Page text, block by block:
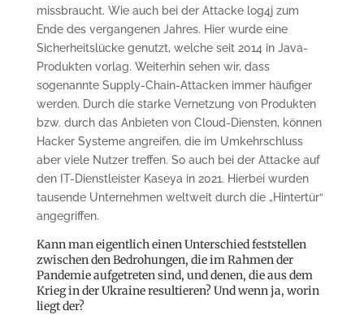
missbraucht. Wie auch bei der Attacke log4j zum
Ende des vergangenen Jahres. Hier wurde eine
Sicherheitslücke genutzt, welche seit 2014 in Java-
Produkten vorlag. Weiterhin sehen wir, dass
sogenannte Supply-Chain-Attacken immer häufiger
werden. Durch die starke Vernetzung von Produkten
bzw. durch das Anbieten von Cloud-Diensten, können
Hacker Systeme angreifen, die im Umkehrschluss
aber viele Nutzer treffen. So auch bei der Attacke auf
den IT-Dienstleister Kaseya in 2021. Hierbei wurden
tausende Unternehmen weltweit durch die „Hintertür“
angegriffen.
Kann man eigentlich einen Unterschied feststellen
zwischen den Bedrohungen, die im Rahmen der
Pandemie aufgetreten sind, und denen, die aus dem
Krieg in der Ukraine resultieren? Und wenn ja, worin
liegt der?